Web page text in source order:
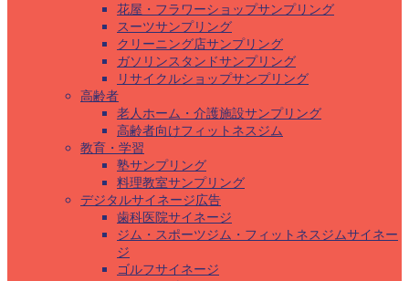
花屋・フラワーショップサンプリング
スーツサンプリング
クリーニング店サンプリング
ガソリンスタンドサンプリング
リサイクルショップサンプリング
高齢者
老人ホーム・介護施設サンプリング
高齢者向けフィットネスジム
教育・学習
塾サンプリング
料理教室サンプリング
デジタルサイネージ広告
歯科医院サイネージ
ジム・スポーツジム・フィットネスジムサイネー
ジ
ゴルフサイネージ